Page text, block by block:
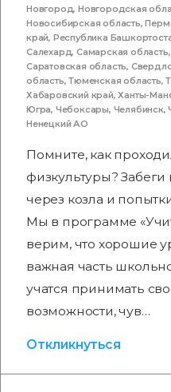
Новгород,Новгородская
Новосибирская область,
край, Республика
Салехард,Самарская область
Саратовская область,
область,Тюменская область,
Хабаровский край,Ханты-
Югра, Чебоксары, Челябинск,
Ненецкий АО
Помните, как
физкультуры?
через козла и
Мы в программе
верим, что хорошие
важная часть
учатся принимать
возможности, чув…
Откликнуться